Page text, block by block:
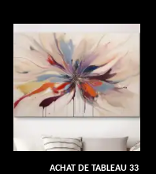
ACHAT DE TABLEAU 33